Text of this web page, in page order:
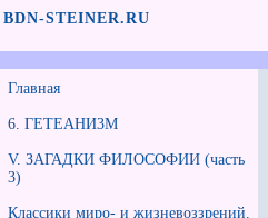
BDN-STEINER.RU
Главная
6. ГЕТЕАНИ3М
V. ЗАГАДКИ ФИЛОСОФИИ (часть
3)
Классики миро- и жизневоззрений.